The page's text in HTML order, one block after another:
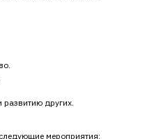
развитию других.
мероприятия: